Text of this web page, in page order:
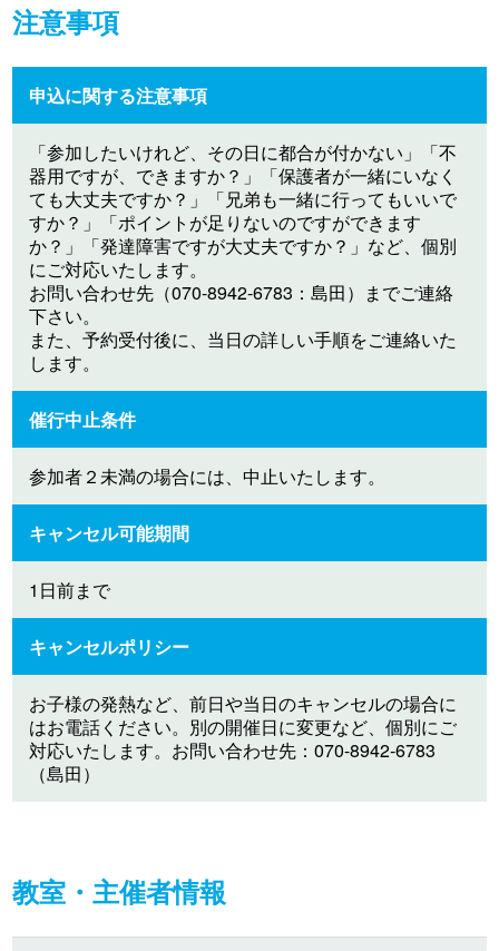
注意事項
申込に関する注意事項
「参加したいけれど、その日に都合が付かない」「不
器用ですが、できますか？」「保護者が一緒にいなく
ても大丈夫ですか？」「兄弟も一緒に行ってもいいで
すか？」「ポイントが足りないのですができます
か？」「発達障害ですが大丈夫ですか？」など、個別
にご対応いたします。
お問い合わせ先（070-8942-6783：島田）までご連絡
下さい。
また、予約受付後に、当日の詳しい手順をご連絡いた
します。
催行中止条件
参加者２未満の場合には、中止いたします。
キャンセル可能期間
1日前まで
キャンセルポリシー
お子様の発熱など、前日や当日のキャンセルの場合に
はお電話ください。別の開催日に変更など、個別にご
対応いたします。お問い合わせ先：070-8942-6783
（島田）
教室・主催者情報